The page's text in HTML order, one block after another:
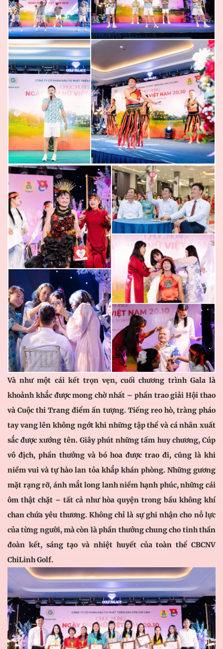
Và như một cái kết trọn vẹn, cuối chương trình Gala là
khoảnh khắc được mong chờ nhất – phần trao giải Hội thao
và Cuộc thi Trang điểm ấn tượng. Tiếng reo hò, tràng pháo
tay vang lên không ngớt khi những tập thể và cá nhân xuất
sắc được xướng tên. Giây phút những tấm huy chương, Cúp
vô địch, phần thưởng và bó hoa được trao đi, cũng là khi
niềm vui và tự hào lan tỏa khắp khán phòng. Những gương
mặt rạng rỡ, ánh mắt long lanh niềm hạnh phúc, những cái
ôm thật chặt – tất cả như hòa quyện trong bầu không khí
chan chứa yêu thương. Không chỉ là sự ghi nhận cho nỗ lực
của từng người, mà còn là phần thưởng chung cho tinh thần
đoàn kết, sáng tạo và nhiệt huyết của toàn thể CBCNV
ChiLinh Golf.